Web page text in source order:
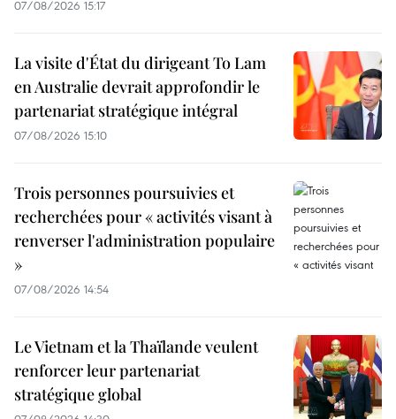
07/08/2026 15:17
La visite d'État du dirigeant To Lam
en Australie devrait approfondir le
partenariat stratégique intégral
07/08/2026 15:10
Trois personnes poursuivies et
recherchées pour « activités visant à
renverser l'administration populaire
»
07/08/2026 14:54
Le Vietnam et la Thaïlande veulent
renforcer leur partenariat
stratégique global